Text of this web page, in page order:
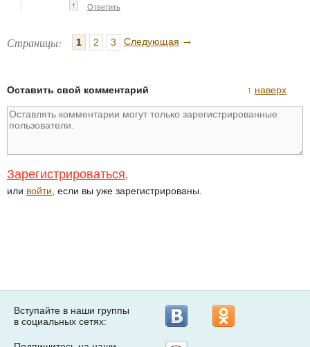
↑ Ответить
Страницы: 1 2 3 Следующая →
↑ наверх
Оставить свой комментарий
Зарегистрироваться,
или войти , если вы уже зарегистрированы.
Вступайте в наши группы
в социальных сетях: